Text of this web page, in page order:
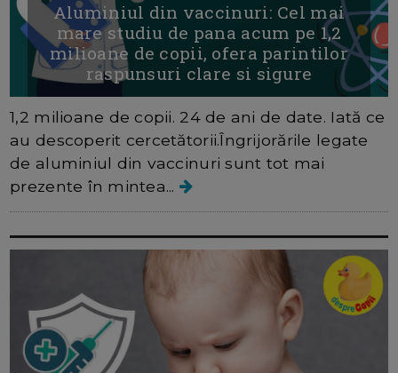
Aluminiul din vaccinuri: Cel mai
mare studiu de pana acum pe 1,2
milioane de copii, ofera parintilor
raspunsuri clare si sigure
1,2 milioane de copii. 24 de ani de date. Iată ce
au descoperit cercetătorii.Îngrijorările legate
de aluminiul din vaccinuri sunt tot mai
prezente în mintea...